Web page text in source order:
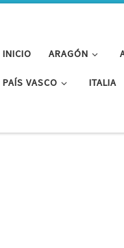
INICIO ARAGÓN
PAÍS VASCO ITALIA